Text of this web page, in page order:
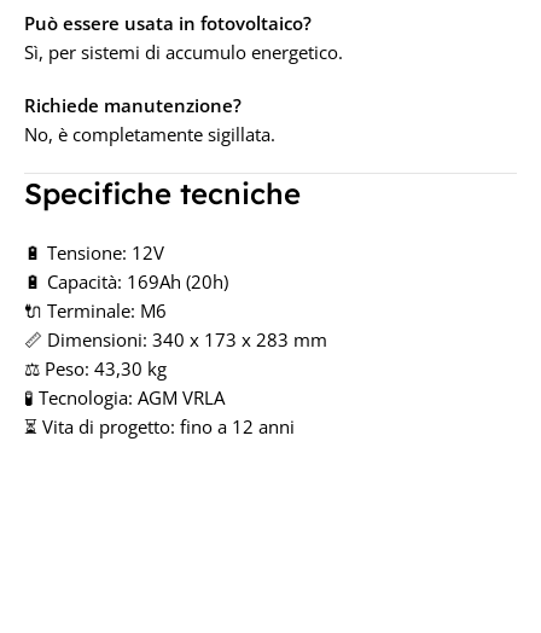
Può essere usata in fotovoltaico?
Sì, per sistemi di accumulo energetico.
Richiede manutenzione?
No, è completamente sigillata.
Specifiche tecniche
🔋 Tensione: 12V
🔋 Capacità: 169Ah (20h)
🔌 Terminale: M6
📏 Dimensioni: 340 x 173 x 283 mm
⚖️ Peso: 43,30 kg
🧪 Tecnologia: AGM VRLA
⏳ Vita di progetto: fino a 12 anni